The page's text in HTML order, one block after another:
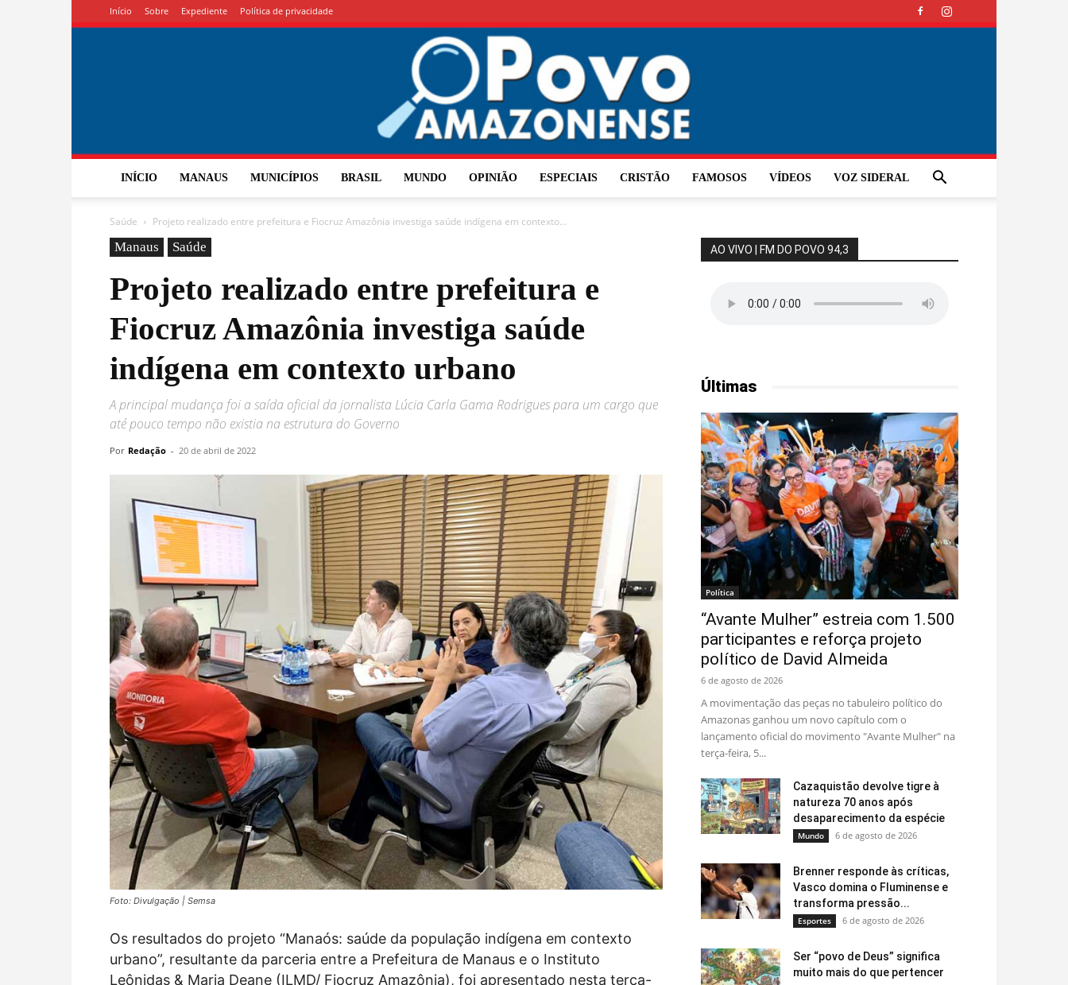
Início Sobre Expediente Política de privacidade
Amazonense
INÍCIO MANAUS MUNICÍPIOS BRASIL MUNDO OPINIÃO ESPECIAIS CRISTÃO FAMOSOS VÍDEOS VOZ SIDERAL
Saúde Projeto realizado entre prefeitura e Fiocruz Amazônia investiga saúde indígena em contexto...
Manaus Saúde
Projeto realizado entre prefeitura e
Fiocruz Amazônia investiga saúde
indígena em contexto urbano
A principal mudança foi a saída oficial da jornalista Lúcia Carla Gama Rodrigues para um cargo que
até pouco tempo não existia na estrutura do Governo
Por Redação - 20 de abril de 2022
Foto: Divulgação | Semsa
Os resultados do projeto “Manaós: saúde da população indígena em contexto
urbano”, resultante da parceria entre a Prefeitura de Manaus e o Instituto
Leônidas & Maria Deane (ILMD/ Fiocruz Amazônia), foi apresentado nesta terça-
AO VIVO | FM DO POVO 94,3
Últimas
Política
“Avante Mulher” estreia com 1.500
participantes e reforça projeto
político de David Almeida
6 de agosto de 2026
A movimentação das peças no tabuleiro político do
Amazonas ganhou um novo capítulo com o
lançamento oficial do movimento "Avante Mulher" na
terça-feira, 5...
Cazaquistão devolve tigre à
natureza 70 anos após
desaparecimento da espécie
Mundo 6 de agosto de 2026
Brenner responde às críticas,
Vasco domina o Fluminense e
transforma pressão...
Esportes 6 de agosto de 2026
Ser “povo de Deus” significa
muito mais do que pertencer